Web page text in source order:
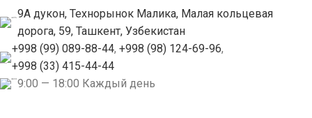
9А дукон, Технорынок Малика, Малая кольцевая
дорога, 59, Ташкент, Узбекистан
+998 (99) 089-88-44, +998 (98) 124-69-96,
+998 (33) 415-44-44
9:00 — 18:00 Каждый день